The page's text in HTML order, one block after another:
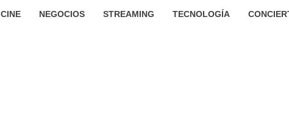
CINE NEGOCIOS STREAMING TECNOLOGÍA